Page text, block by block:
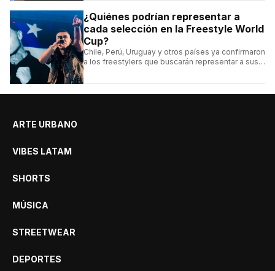
¿Quiénes podrían representar a
cada selección en la Freestyle World
Cup?
Chile, Perú, Uruguay y otros países ya confirmaron
a los freestylers que buscarán representar a sus
ARTE URBANO
VIBES LATAM
SHORTS
MÚSICA
STREETWEAR
DEPORTES